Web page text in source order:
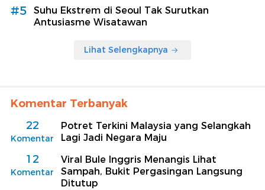
#5
Suhu Ekstrem di Seoul Tak Surutkan
Antusiasme Wisatawan
Lihat Selengkapnya
Komentar Terbanyak
22
Komentar
Potret Terkini Malaysia yang Selangkah
Lagi Jadi Negara Maju
12
Komentar
Viral Bule Inggris Menangis Lihat
Sampah, Bukit Pergasingan Langsung
Ditutup